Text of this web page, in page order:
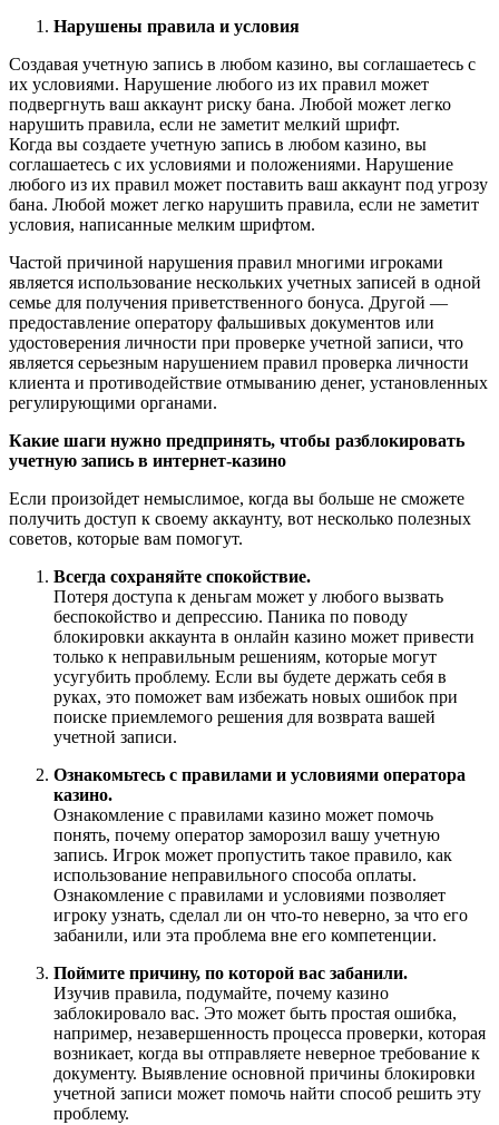
Нарушены правила и условия
Создавая учетную запись в любом казино, вы соглашаетесь с
их условиями. Нарушение любого из их правил может
подвергнуть ваш аккаунт риску бана. Любой может легко
нарушить правила, если не заметит мелкий шрифт.
Когда вы создаете учетную запись в любом казино, вы
соглашаетесь с их условиями и положениями. Нарушение
любого из их правил может поставить ваш аккаунт под угрозу
бана. Любой может легко нарушить правила, если не заметит
условия, написанные мелким шрифтом.
Частой причиной нарушения правил многими игроками
является использование нескольких учетных записей в одной
семье для получения приветственного бонуса. Другой —
предоставление оператору фальшивых документов или
удостоверения личности при проверке учетной записи, что
является серьезным нарушением правил проверка личности
клиента и противодействие отмыванию денег, установленных
регулирующими органами.
Какие шаги нужно предпринять, чтобы разблокировать
учетную запись в интернет-казино
Если произойдет немыслимое, когда вы больше не сможете
получить доступ к своему аккаунту, вот несколько полезных
советов, которые вам помогут.
Всегда сохраняйте спокойствие.
Потеря доступа к деньгам может у любого вызвать
беспокойство и депрессию. Паника по поводу
блокировки аккаунта в онлайн казино может привести
только к неправильным решениям, которые могут
усугубить проблему. Если вы будете держать себя в
руках, это поможет вам избежать новых ошибок при
поиске приемлемого решения для возврата вашей
учетной записи.
Ознакомьтесь с правилами и условиями оператора
казино.
Ознакомление с правилами казино может помочь
понять, почему оператор заморозил вашу учетную
запись. Игрок может пропустить такое правило, как
использование неправильного способа оплаты.
Ознакомление с правилами и условиями позволяет
игроку узнать, сделал ли он что-то неверно, за что его
забанили, или эта проблема вне его компетенции.
Поймите причину, по которой вас забанили.
Изучив правила, подумайте, почему казино
заблокировало вас. Это может быть простая ошибка,
например, незавершенность процесса проверки, которая
возникает, когда вы отправляете неверное требование к
документу. Выявление основной причины блокировки
учетной записи может помочь найти способ решить эту
проблему.